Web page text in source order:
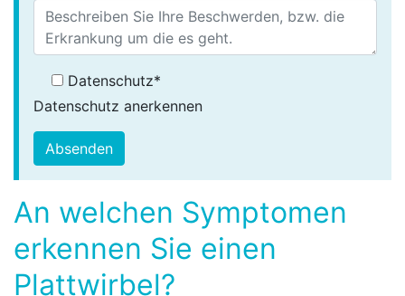
Datenschutz*
Datenschutz anerkennen
Absenden
An welchen Symptomen
erkennen Sie einen
Plattwirbel?